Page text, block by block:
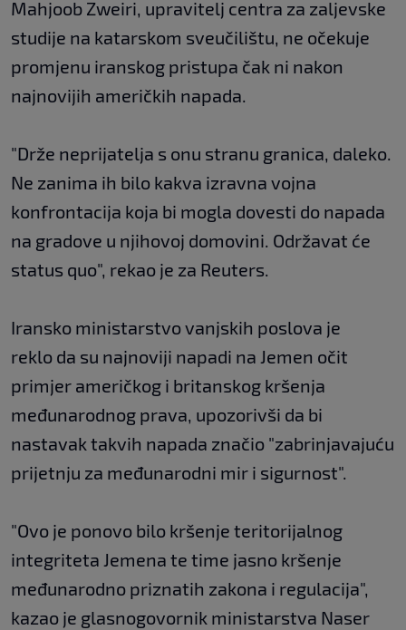
Mahjoob Zweiri, upravitelj centra za zaljevske
studije na katarskom sveučilištu, ne očekuje
promjenu iranskog pristupa čak ni nakon
najnovijih američkih napada.
"Drže neprijatelja s onu stranu granica, daleko.
Ne zanima ih bilo kakva izravna vojna
konfrontacija koja bi mogla dovesti do napada
na gradove u njihovoj domovini. Održavat će
status quo", rekao je za Reuters.
Iransko ministarstvo vanjskih poslova je
reklo da su najnoviji napadi na Jemen očit
primjer američkog i britanskog kršenja
međunarodnog prava, upozorivši da bi
nastavak takvih napada značio "zabrinjavajuću
prijetnju za međunarodni mir i sigurnost".
"Ovo je ponovo bilo kršenje teritorijalnog
integriteta Jemena te time jasno kršenje
međunarodno priznatih zakona i regulacija",
kazao je glasnogovornik ministarstva Naser